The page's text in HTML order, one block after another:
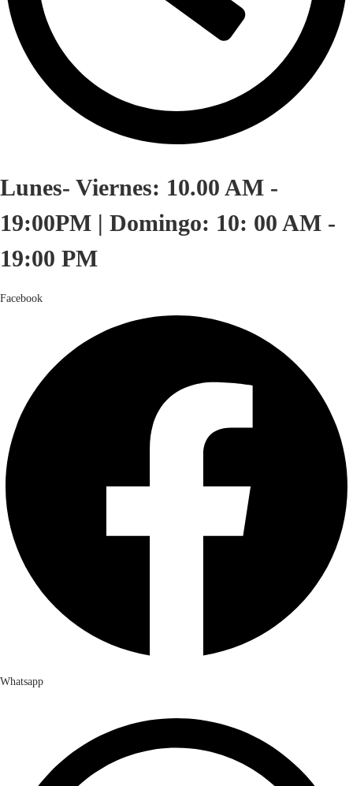
Lunes- Viernes: 10.00 AM -
19:00PM | Domingo: 10: 00 AM -
19:00 PM
Facebook
Whatsapp